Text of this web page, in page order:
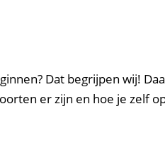
Dat begrijpen wij!
er zijn en hoe je zelf